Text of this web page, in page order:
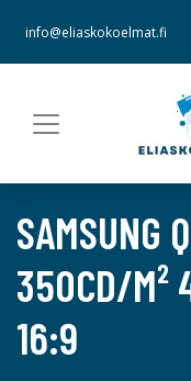
info@eliaskokoelmat.fi
SAMSUNG
350CD/M²
16:9